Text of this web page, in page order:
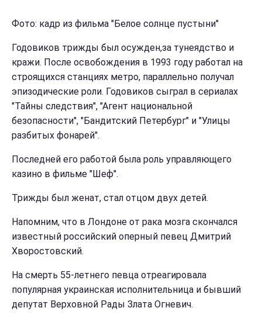
Фото: кадр из фильма "Белое солнце пустыни"
Годовиков трижды был осужден,за тунеядство и
кражи. После освобождения в 1993 году работал на
строящихся станциях метро, параллельно получал
эпизодические роли. Годовиков сыграл в сериалах
"Тайны следствия", "Агент национальной
безопасности", "Бандитский Петербург" и "Улицы
разбитых фонарей".
Последней его работой была роль управляющего
казино в фильме "Шеф".
Трижды был женат, стал отцом двух детей.
Напомним, что в Лондоне от рака мозга скончался
известный российский оперный певец Дмитрий
Хворостовский.
На смерть 55-летнего певца отреагировала
популярная украинская исполнительница и бывший
депутат Верховной Рады Злата Огневич.